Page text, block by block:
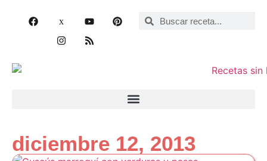
diciembre 12, 2013